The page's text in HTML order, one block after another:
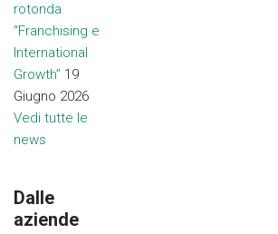
rotonda
“Franchising e
International
Growth” 19
Giugno 2026
Vedi tutte le
news
Dalle
aziende